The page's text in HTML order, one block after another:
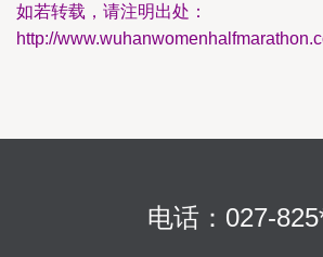
如若转载，请注明出处：
http://
电话：027-